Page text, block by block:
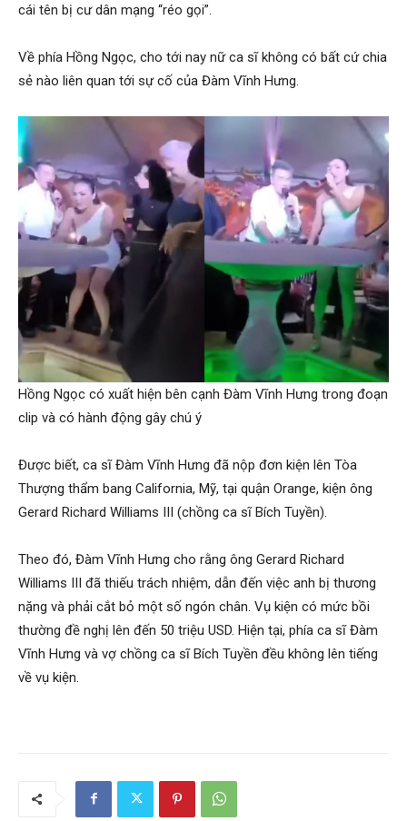
cái tên bị cư dân mạng “réo gọi”.
Về phía Hồng Ngọc, cho tới nay nữ ca sĩ không có bất cứ chia
sẻ nào liên quan tới sự cố của Đàm Vĩnh Hưng.
Hồng Ngọc có xuất hiện bên cạnh Đàm Vĩnh Hưng trong đoạn
clip và có hành động gây chú ý
Được biết, ca sĩ Đàm Vĩnh Hưng đã nộp đơn kiện lên Tòa
Thượng thẩm bang California, Mỹ, tại quận Orange, kiện ông
Gerard Richard Williams III (chồng ca sĩ Bích Tuyền).
Theo đó, Đàm Vĩnh Hưng cho rằng ông Gerard Richard
Williams III đã thiếu trách nhiệm, dẫn đến việc anh bị thương
nặng và phải cắt bỏ một số ngón chân. Vụ kiện có mức bồi
thường đề nghị lên đến 50 triệu USD. Hiện tại, phía ca sĩ Đàm
Vĩnh Hưng và vợ chồng ca sĩ Bích Tuyền đều không lên tiếng
về vụ kiện.